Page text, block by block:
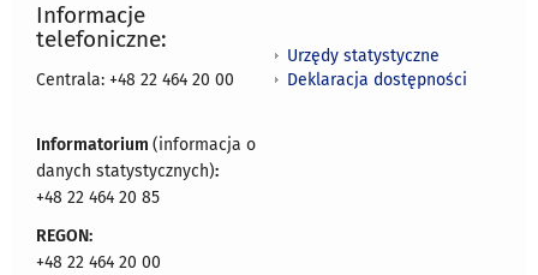
Informacje
telefoniczne:
Centrala: +48 22 464 20 00
Informatorium (informacja o
danych statystycznych):
+48 22 464 20 85
REGON:
+48 22 464 20 00
Urzędy statystyczne
Deklaracja dostępności